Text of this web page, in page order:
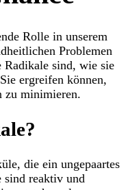
Rolle in unserem
Problemen
sind, wie sie
ergreifen können,
zu minimieren.
die ein ungepaartes
sind reaktiv und